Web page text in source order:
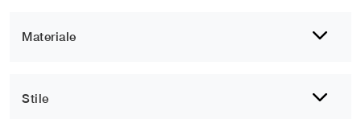
Materiale
Stile